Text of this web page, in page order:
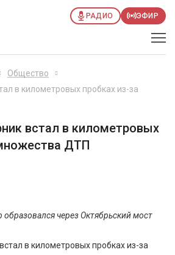
РАДИО ЭФИР
Общество
в километровых пробках из-за
встал в километровых
ДТП
через Октябрьский мост